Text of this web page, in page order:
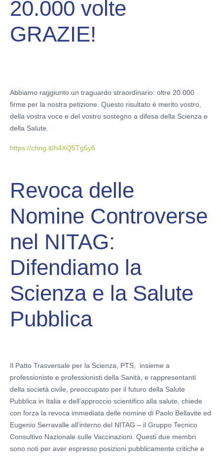
20.000 volte
GRAZIE!
Abbiamo raggiunto un traguardo straordinario: oltre 20.000
firme per la nostra petizione. Questo risultato è merito vostro,
della vostra voce e del vostro sostegno a difesa della Scienza e
della Salute.
https://chng.it/h4XQ5Tg6y6
Revoca delle
Nomine Controverse
nel NITAG:
Difendiamo la
Scienza e la Salute
Pubblica
Il Patto Trasversale per la Scienza, PTS, insieme a
professioniste e professionisti della Sanità, e rappresentanti
della società civile, preoccupato per il futuro della Salute
Pubblica in Italia e dell’approccio scientifico alla salute, chiede
con forza la revoca immediata delle nomine di Paolo Bellavite ed
Eugenio Serravalle all’interno del NITAG – il Gruppo Tecnico
Consultivo Nazionale sulle Vaccinazioni. Questi due membri
sono noti per aver espresso posizioni pubblicamente critiche e